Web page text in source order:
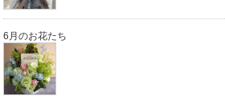
6月のお花たち